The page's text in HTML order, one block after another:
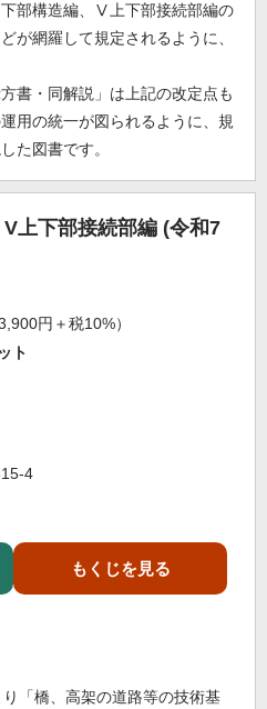
部構造編、Ⅴ上下部接続部編の
が網羅して規定されるように、
書・同解説」は上記の改定点も
用の統一が図られるように、規
た図書です。
上下部接続部編 (令和7
円＋税10%）
ト
4
もくじを見る
「橋、高架の道路等の技術基